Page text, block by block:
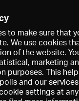
to make sure that
We use cookies
of the website.
marketing
purposes. This
and our
settings at